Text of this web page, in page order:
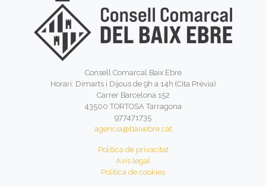
Consell Comarcal Baix Ebre
Horari: Dimarts i Dijous de 9h a 14h (Cita Prèvia)
Carrer Barcelona 152
43500 TORTOSA Tarragona
977471735
agencia@baixebre.cat
Política de privacitat
Avís legal
Política de cookies